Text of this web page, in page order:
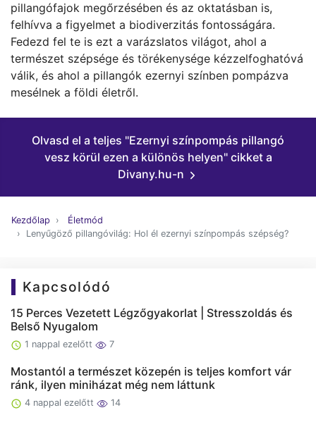
pillangófajok megőrzésében és az oktatásban is,
felhívva a figyelmet a biodiverzitás fontosságára.
Fedezd fel te is ezt a varázslatos világot, ahol a
természet szépsége és törékenysége kézzelfoghatóvá
válik, és ahol a pillangók ezernyi színben pompázva
mesélnek a földi életről.
Olvasd el a teljes "Ezernyi színpompás pillangó
vesz körül ezen a különös helyen" cikket a
Divany.hu-n
Kezdőlap
Életmód
Lenyűgöző pillangóvilág: Hol él ezernyi színpompás szépség?
Kapcsolódó
15 Perces Vezetett Légzőgyakorlat | Stresszoldás és
Belső Nyugalom
1 nappal ezelőtt 7
Mostantól a természet közepén is teljes komfort vár
ránk, ilyen miniházat még nem láttunk
4 nappal ezelőtt 14